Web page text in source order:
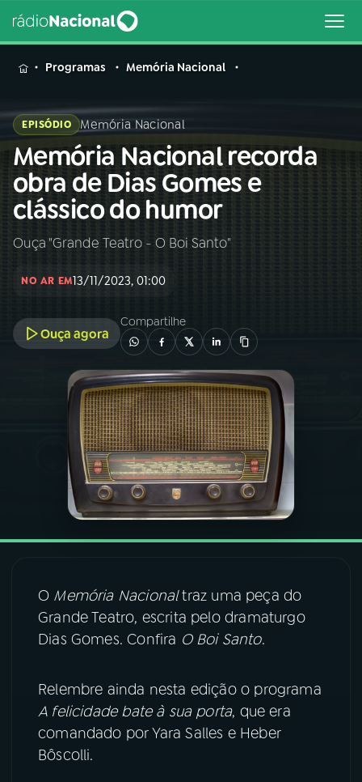
MENU
Buscar
na
Rádio
Nacional
Buscar
AO VIVO
02A RÁDIO
PROGRAMAÇÃO
PROGRAMAS
PODCASTS
07 ÚLTIMAS
ACOMPANHE A RÁDIO NACIONAL
YouTube
Programas Memória Nacional
EPISÓDIO Memória Nacional
Memória Nacional recorda
obra de Dias Gomes e
clássico do humor
Ouça "Grande Teatro - O Boi Santo"
NO AR EM13/11/2023, 01:00
Ouça agora
Compartilhe
O Memória Nacionaltraz uma peça do
Grande Teatro, escrita pelo dramaturgo
Dias Gomes. Confira O Boi Santo.
Relembre ainda nesta edição o programa
A felicidade bate à sua porta, que era
comandado por Yara Salles e Heber
Bôscolli.